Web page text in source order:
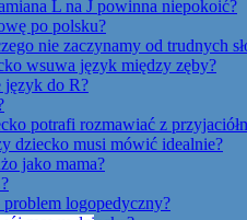
L na J powinna niepokoić?
po polsku?
nie zaczynamy od trudnych
wsuwa język między zęby?
język do R?
potrafi rozmawiać z
dziecko musi mówić idealnie?
jako mama?
logopedyczny?